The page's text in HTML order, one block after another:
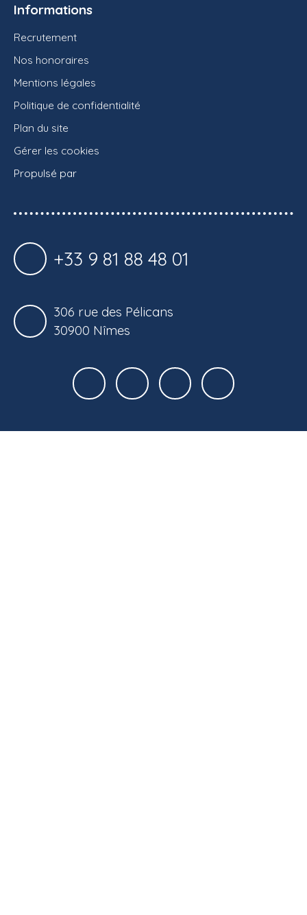
Informations
Recrutement
Nos honoraires
Mentions légales
Politique de confidentialité
Plan du site
Gérer les cookies
Propulsé par
+33 9 81 88 48 01
306 rue des Pélicans
30900 Nîmes